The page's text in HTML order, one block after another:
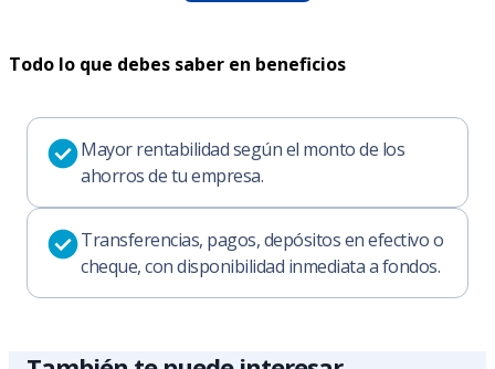
Todo lo que debes saber en beneficios
Mayor rentabilidad según el monto de los
ahorros de tu empresa.
Transferencias, pagos, depósitos en efectivo o
cheque, con disponibilidad inmediata a fondos.